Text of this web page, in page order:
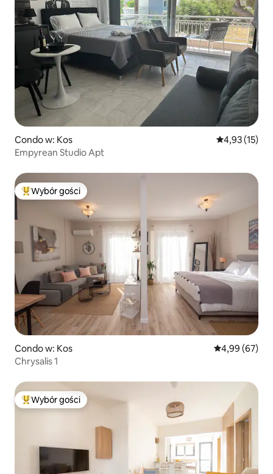
Condo w: Kos Średnia
4,93 (15)
Empyrean Studio Apt
Najpopularniejsze z kategorii Wybór gości
Wybór gości
Condo w: Kos Średnia
4,99 (67)
Chrysalis 1
Najpopularniejsze z kategorii Wybór gości
Wybór gości